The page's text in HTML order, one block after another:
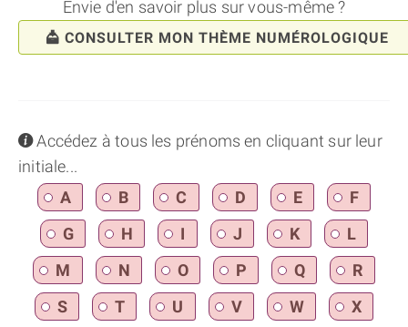
Envie d'en savoir plus sur vous-même ?
CONSULTER MON THÈME NUMÉROLOGIQUE
infoAccédez à tous les prénoms en cliquant sur leur
initiale...
A
B C D E
F
G
H I J K
L
M
N O P Q
R
S
T U V W
X